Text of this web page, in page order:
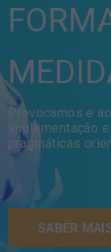
Provocamos e
implementação
pragmáticas
SABER